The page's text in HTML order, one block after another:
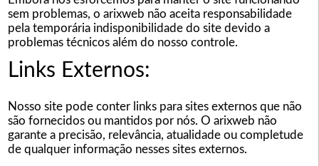
sem problemas, o arixweb não aceita responsabilidade
pela temporária indisponibilidade do site devido a
problemas técnicos além do nosso controle.
Links Externos:
Nosso site pode conter links para sites externos que não
são fornecidos ou mantidos por nós. O arixweb não
garante a precisão, relevância, atualidade ou completude
de qualquer informação nesses sites externos.